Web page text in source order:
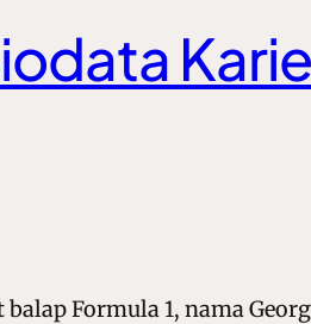
balap Formula 1, nama